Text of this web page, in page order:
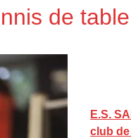
de
E.S.
club de